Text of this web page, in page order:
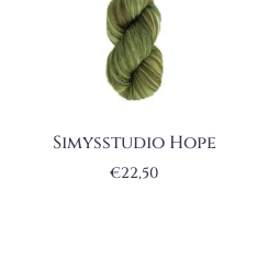
Simysstudio Hope
€22,50